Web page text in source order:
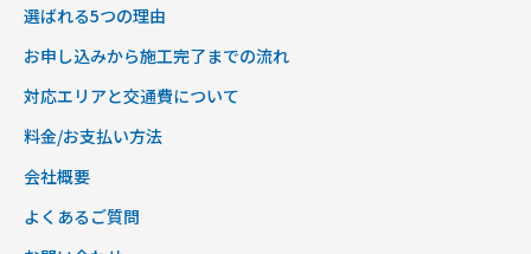
選ばれる5つの理由
お申し込みから施工完了までの流れ
対応エリアと交通費について
料金/お支払い方法
会社概要
よくあるご質問